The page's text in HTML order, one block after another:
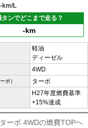
-km/L
タンでどこまで走る？
-km
軽油
ディーゼル
4WD
ボ） ターボ
H27年度燃費基準
+15%達成
ーボ 4WDの燃費TOPへ